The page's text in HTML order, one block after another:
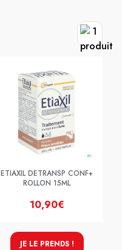
ETIAXIL DETRANSP CONF+
ROLLON 15ML
10,90€
JE LE PRENDS !